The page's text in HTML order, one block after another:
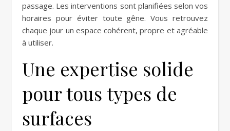
passage. Les interventions sont planifiées selon vos
horaires pour éviter toute gêne. Vous retrouvez
chaque jour un espace cohérent, propre et agréable
à utiliser.
Une expertise solide
pour tous types de
surfaces